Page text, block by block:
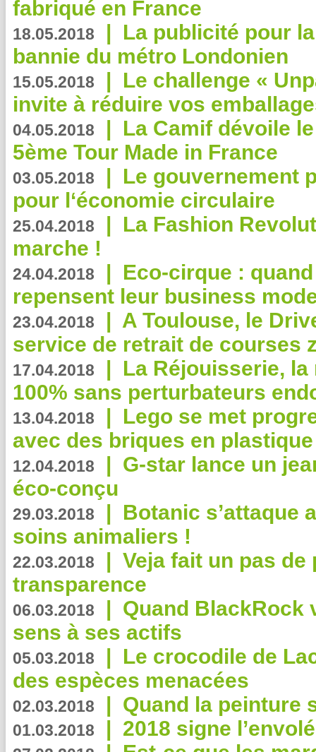
fabriqué en France
18.05.2018 | La publicité pour
bannie du métro Londonien
15.05.2018 | Le challenge «
invite à réduire vos
04.05.2018 | La Camif dévoile
5ème Tour Made in France
03.05.2018 | Le gouvernement
pour l‘économie circulaire
25.04.2018 | La Fashion
marche !
24.04.2018 | Eco-cirque :
repensent leur business
23.04.2018 | A Toulouse, le
service de retrait de courses
17.04.2018 | La Réjouisserie,
100% sans perturbateurs
13.04.2018 | Lego se met
avec des briques en
12.04.2018 | G-star lance un
éco-conçu
29.03.2018 | Botanic s’attaque
soins animaliers !
22.03.2018 | Veja fait un pas de
transparence
06.03.2018 | Quand BlackRock
sens à ses actifs
05.03.2018 | Le crocodile de
des espèces menacées
02.03.2018 | Quand la peinture
01.03.2018 | 2018 signe